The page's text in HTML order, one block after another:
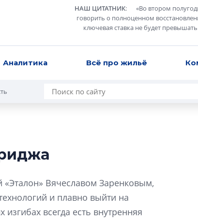
НАШ ЦИТАТНИК: «Во втором
говорить о полноценном
ключевая ставка не будет
Аналитика Всё про жильё
Вячеславом Заренковым,
и плавно выйти на
всегда есть внутренняя
Усадьба Торосово —
эпохи фальш-панелей